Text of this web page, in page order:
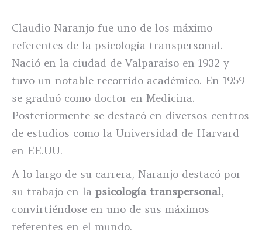
Claudio Naranjo fue uno de los máximo
referentes de la psicología transpersonal.
Nació en la ciudad de Valparaíso en 1932 y
tuvo un notable recorrido académico. En 1959
se graduó como doctor en Medicina.
Posteriormente se destacó en diversos centros
de estudios como la Universidad de Harvard
en EE.UU.
A lo largo de su carrera, Naranjo destacó por
su trabajo en la psicología transpersonal,
convirtiéndose en uno de sus máximos
referentes en el mundo.